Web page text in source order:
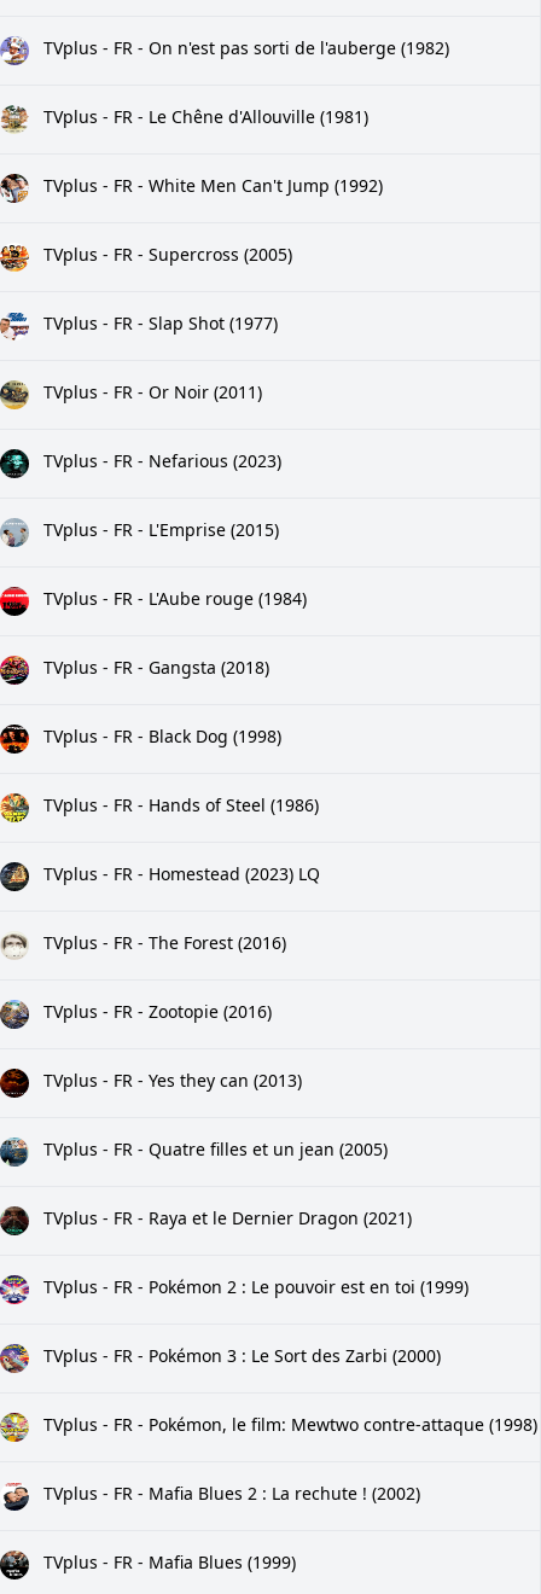
TVplus - FR - On n'est pas sorti de l'auberge (1982)
TVplus - FR - Le Chêne d'Allouville (1981)
TVplus - FR - White Men Can't Jump (1992)
TVplus - FR - Supercross (2005)
TVplus - FR - Slap Shot (1977)
TVplus - FR - Or Noir (2011)
TVplus - FR - Nefarious (2023)
TVplus - FR - L'Emprise (2015)
TVplus - FR - L'Aube rouge (1984)
TVplus - FR - Gangsta (2018)
TVplus - FR - Black Dog (1998)
TVplus - FR - Hands of Steel (1986)
TVplus - FR - Homestead (2023) LQ
TVplus - FR - The Forest (2016)
TVplus - FR - Zootopie (2016)
TVplus - FR - Yes they can (2013)
TVplus - FR - Quatre filles et un jean (2005)
TVplus - FR - Raya et le Dernier Dragon (2021)
TVplus - FR - Pokémon 2 : Le pouvoir est en toi (1999)
TVplus - FR - Pokémon 3 : Le Sort des Zarbi (2000)
TVplus - FR - Pokémon, le film: Mewtwo contre-attaque (1998)
TVplus - FR - Mafia Blues 2 : La rechute ! (2002)
TVplus - FR - Mafia Blues (1999)